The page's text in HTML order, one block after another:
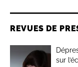
REVUES DE
sur